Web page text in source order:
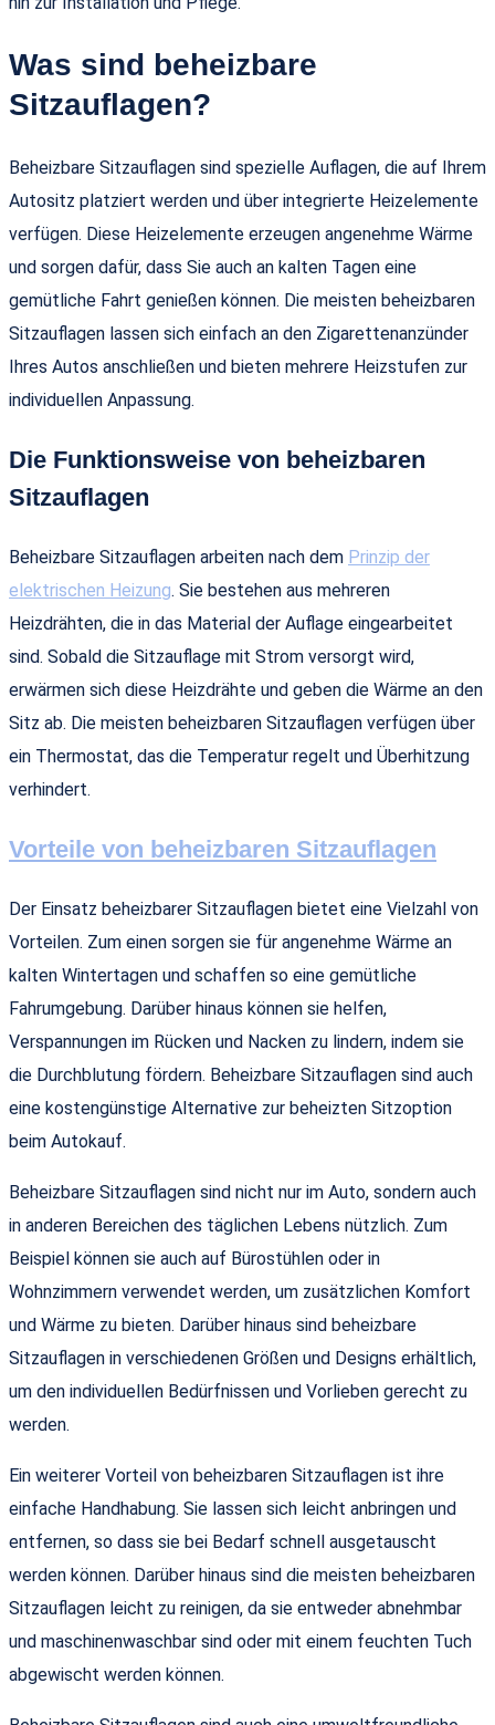
Was sind beheizbare
Sitzauflagen?
Beheizbare Sitzauflagen sind spezielle Auflagen, die auf Ihrem
Autositz platziert werden und über integrierte Heizelemente
verfügen. Diese Heizelemente erzeugen angenehme Wärme
und sorgen dafür, dass Sie auch an kalten Tagen eine
gemütliche Fahrt genießen können. Die meisten beheizbaren
Sitzauflagen lassen sich einfach an den Zigarettenanzünder
Ihres Autos anschließen und bieten mehrere Heizstufen zur
individuellen Anpassung.
Die Funktionsweise von beheizbaren
Sitzauflagen
Beheizbare Sitzauflagen arbeiten nach dem Prinzip der
elektrischen Heizung. Sie bestehen aus mehreren
Heizdrähten, die in das Material der Auflage eingearbeitet
sind. Sobald die Sitzauflage mit Strom versorgt wird,
erwärmen sich diese Heizdrähte und geben die Wärme an den
Sitz ab. Die meisten beheizbaren Sitzauflagen verfügen über
ein Thermostat, das die Temperatur regelt und Überhitzung
verhindert.
Vorteile von beheizbaren Sitzauflagen
Der Einsatz beheizbarer Sitzauflagen bietet eine Vielzahl von
Vorteilen. Zum einen sorgen sie für angenehme Wärme an
kalten Wintertagen und schaffen so eine gemütliche
Fahrumgebung. Darüber hinaus können sie helfen,
Verspannungen im Rücken und Nacken zu lindern, indem sie
die Durchblutung fördern. Beheizbare Sitzauflagen sind auch
eine kostengünstige Alternative zur beheizten Sitzoption
beim Autokauf.
Beheizbare Sitzauflagen sind nicht nur im Auto, sondern auch
in anderen Bereichen des täglichen Lebens nützlich. Zum
Beispiel können sie auch auf Bürostühlen oder in
Wohnzimmern verwendet werden, um zusätzlichen Komfort
und Wärme zu bieten. Darüber hinaus sind beheizbare
Sitzauflagen in verschiedenen Größen und Designs erhältlich,
um den individuellen Bedürfnissen und Vorlieben gerecht zu
werden.
Ein weiterer Vorteil von beheizbaren Sitzauflagen ist ihre
einfache Handhabung. Sie lassen sich leicht anbringen und
entfernen, so dass sie bei Bedarf schnell ausgetauscht
werden können. Darüber hinaus sind die meisten beheizbaren
Sitzauflagen leicht zu reinigen, da sie entweder abnehmbar
und maschinenwaschbar sind oder mit einem feuchten Tuch
abgewischt werden können.